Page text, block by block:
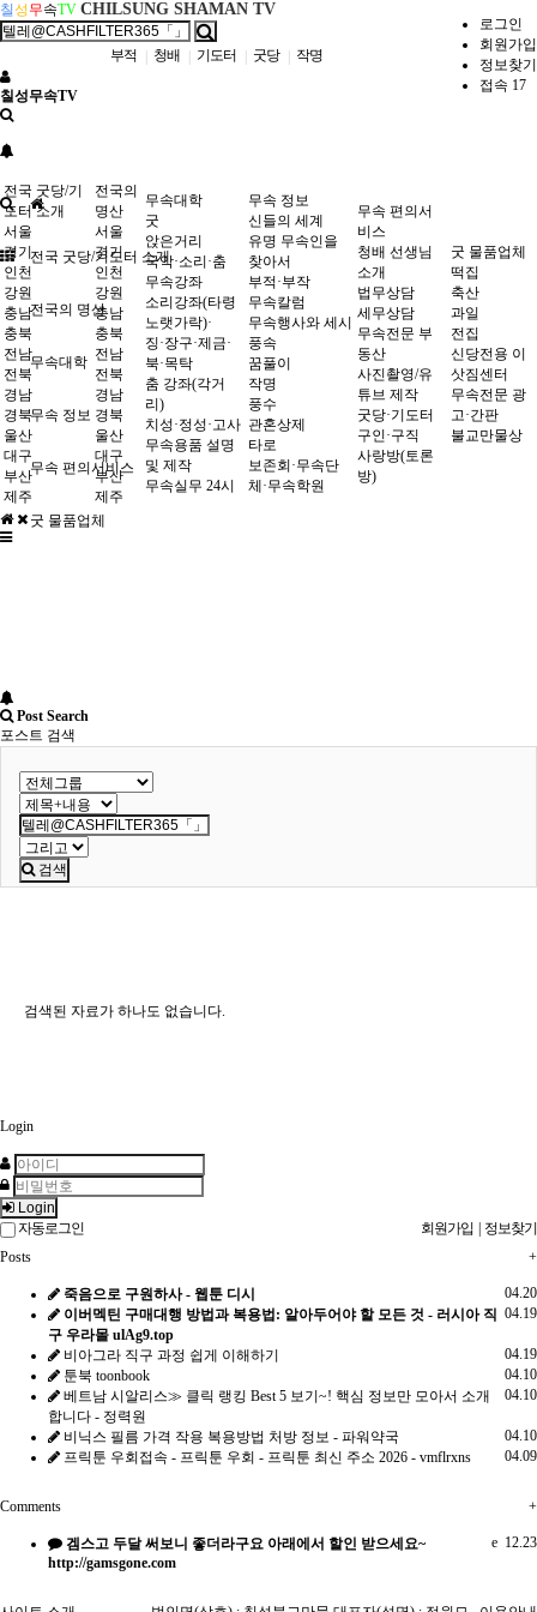
로그인
회원가입
정보찾기
접속 17
칠성무속TV CHILSUNG SHAMAN TV
부적 청배 기도터 굿당 작명
칠성무속TV
전국 굿당/기도터 소개
전국의 명산
무속대학
무속 정보
무속 편의서비스
굿 물품업체
전국 굿당/기
도터 소개
서울
경기
인천
강원
충남
충북
전남
전북
경남
경북
울산
대구
부산
제주
전국의
명산
서울
경기
인천
강원
충남
충북
전남
전북
경남
경북
울산
대구
부산
제주
무속대학
굿
앉은거리
국악·소리·춤
무속강좌
소리강좌(타령
노랫가락)·
징·장구·제금·
북·목탁
춤 강좌(각거
리)
치성·정성·고사
무속용품 설명
및 제작
무속실무 24시
무속 정보
신들의 세계
유명 무속인을
찾아서
부적·부작
무속칼럼
무속행사와 세시
풍속
꿈풀이
작명
풍수
관혼상제
타로
보존회·무속단
체·무속학원
무속 편의서
비스
청배 선생님
소개
법무상담
세무상담
무속전문 부
동산
사진촬영/유
튜브 제작
굿당·기도터
구인·구직
사랑방(토론
방)
굿 물품업체
떡집
축산
과일
전집
신당전용 이
삿짐센터
무속전문 광
고·간판
불교만물상
Post Search
포스트 검색
검색
검색된 자료가 하나도 없습니다.
Login
Login
자동로그인
회원가입
정보찾기
+
Posts
04.20
죽음으로 구원하사 - 웹툰 디시
04.19
이버멕틴 구매대행 방법과 복용법: 알아두어야 할 모든 것 - 러시아 직
구 우라몰 ulAg9.top
04.19
비아그라 직구 과정 쉽게 이해하기
04.10
툰북 toonbook
04.10
베트남 시알리스≫ 클릭 랭킹 Best 5 보기~! 핵심 정보만 모아서 소개
합니다 - 정력원
04.10
비닉스 필름 가격 작용 복용방법 처방 정보 - 파워약국
04.09
프릭툰 우회접속 - 프릭툰 우회 - 프릭툰 최신 주소 2026 - vmflrxns
+
Comments
e 12.23
겜스고 두달 써보니 좋더라구요 아래에서 할인 받으세요~
http://gamsgone.com